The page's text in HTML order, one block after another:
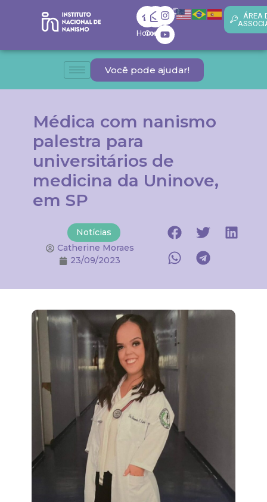
Home
Contato
ÁREA
Você pode ajudar!
Médica com nanismo
palestra para
universitários de
medicina da Uninove,
em SP
Notícias
Catherine Moraes
23/09/2023